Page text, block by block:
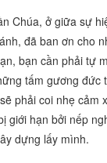
Chúa, ở giữa sự
đã ban ơn cho
bạn cần phải tự
tấm gương đức
phải coi nhẹ cảm
giới hạn bởi nếp
dựng lấy mình.